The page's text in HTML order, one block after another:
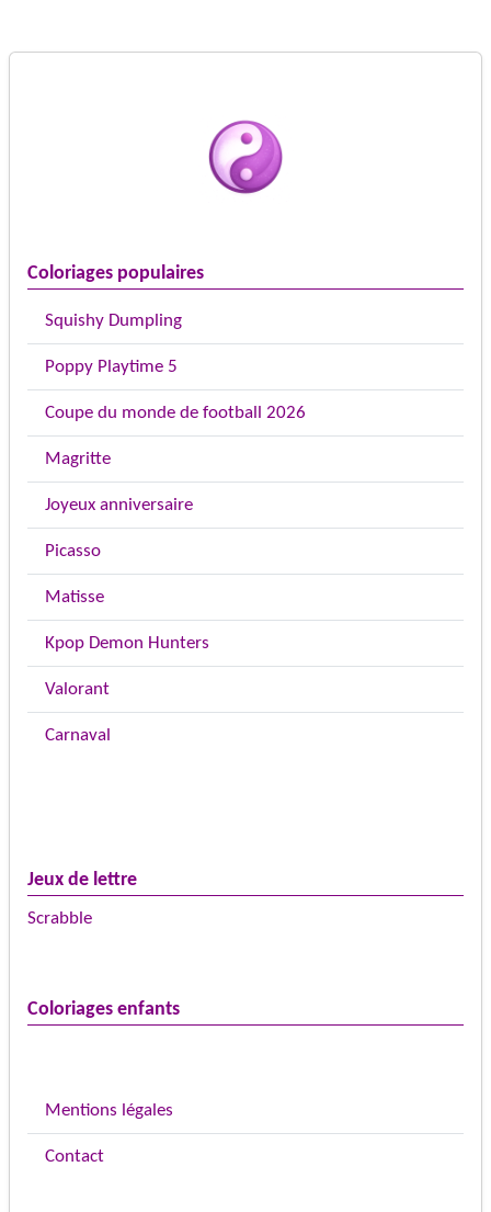
Coloriages populaires
Squishy Dumpling
Poppy Playtime 5
Coupe du monde de football 2026
Magritte
Joyeux anniversaire
Picasso
Matisse
Kpop Demon Hunters
Valorant
Carnaval
Jeux de lettre
Scrabble
Coloriages enfants
Mentions légales
Contact